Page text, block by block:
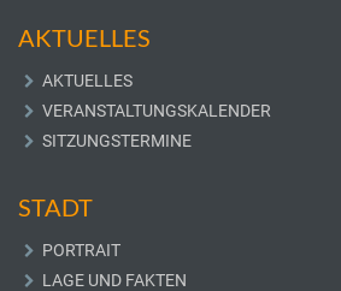
AKTUELLES
AKTUELLES
VERANSTALTUNGSKALENDER
SITZUNGSTERMINE
STADT
PORTRAIT
LAGE UND FAKTEN